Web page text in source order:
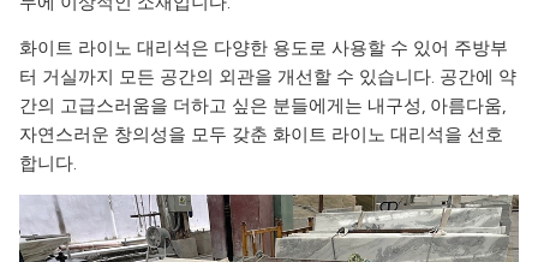
화이트 라이노 대리석은 다양한 용도로 사용할 수 있어 주방부
터 거실까지 모든 공간의 외관을 개선할 수 있습니다. 공간에 약
간의 고급스러움을 더하고 싶은 분들에게는 내구성, 아름다움,
자연스러운 창의성을 모두 갖춘 화이트 라이노 대리석을 선호
합니다.